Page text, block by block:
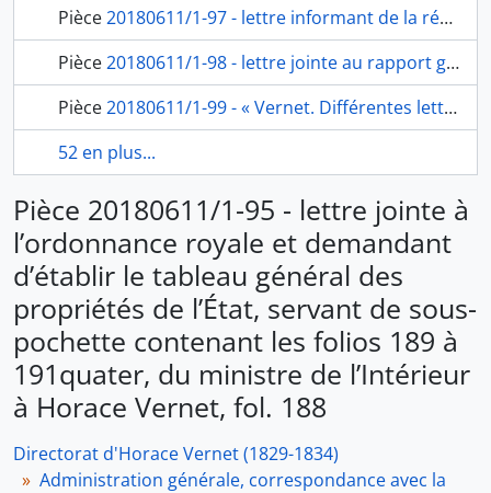
Pièce20180611/1-97 - lettre informant de la réclamation renouvelée du docteur Augero, médecin adjoint honoraire de l’Académie, contre la nomination du docteur Decrollis à l’emploi d’adjoint du médecin de l’établissement, du ministre de l’Intérieur, Thiers, à Horace Vernet, fol. 192-193
Pièce20180611/1-98 - lettre jointe au rapport général de l’Académie sur les travaux des pensionnaires, du secrétaire perpétuel de l’Académie des beaux-arts, Quatremère de Quincy, à Horace Vernet, fol. 194
Pièce20180611/1-99 - « Vernet. Différentes lettres à conserver [1830-1834] », pochette contenant les folios 198 à 278, fol. 197, 279
52 en plus...
Pièce 20180611/1-95 - lettre jointe à
l’ordonnance royale et demandant
d’établir le tableau général des
propriétés de l’État, servant de sous-
pochette contenant les folios 189 à
191quater, du ministre de l’Intérieur
à Horace Vernet, fol. 188
Directorat d'Horace Vernet (1829-1834)
Administration générale, correspondance avec la